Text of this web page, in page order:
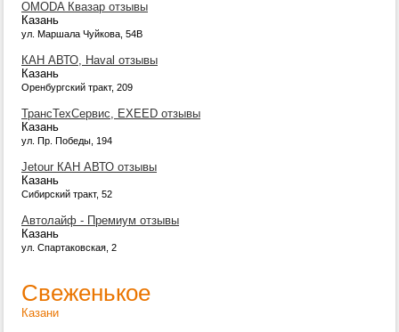
OMODA Квазар отзывы
Казань
ул. Маршала Чуйкова, 54В
КАН АВТО, Haval отзывы
Казань
Оренбургский тракт, 209
ТрансТехСервис, EXEED отзывы
Казань
ул. Пр. Победы, 194
Jetour КАН АВТО отзывы
Казань
Сибирский тракт, 52
Автолайф - Премиум отзывы
Казань
ул. Спартаковская, 2
Свеженькое
Казани